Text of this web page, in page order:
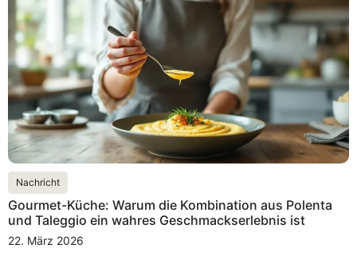
Nachricht
Gourmet-Küche: Warum die Kombination aus Polenta
und Taleggio ein wahres Geschmackserlebnis ist
22. März 2026